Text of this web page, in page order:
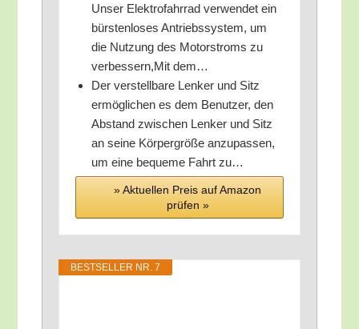
Unser Elek­tro­fahr­rad ver­wen­det ein
bürs­ten­lo­ses Antriebs­sys­tem, um
die Nut­zung des Motor­stroms zu
verbessern,Mit dem…
Der ver­stell­ba­re Len­ker und Sitz
ermög­li­chen es dem Benut­zer, den
Abstand zwi­schen Len­ker und Sitz
an sei­ne Kör­per­grö­ße anzu­pas­sen,
um eine beque­me Fahrt zu…
» Aktu­el­len Preis auf Ama­zon
prü­fen »
BEST­SEL­LER NR. 7